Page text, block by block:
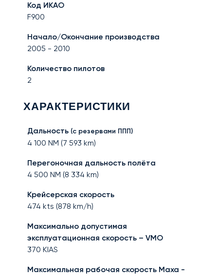
Код ИКАО
F900
Начало/Окончание производства
2005 - 2010
Количество пилотов
2
ХАРАКТЕРИСТИКИ
Дальность (с резервами ППП)
4 100 NM (7 593 km)
Перегоночная дальность полёта
4 500 NM (8 334 km)
Крейсерская скорость
474 kts (878 km/h)
Максимально допустимая
эксплуатационная скорость – VMO
370 KIAS
Максимальная рабочая скорость Маха -